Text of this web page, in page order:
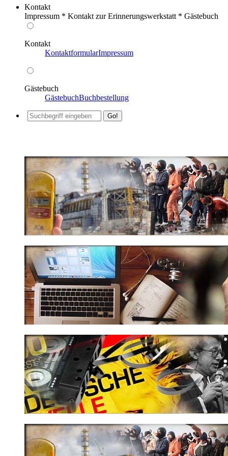
Kontakt
Impressum * Kontakt zur Erinnerungswerkstatt * Gästebuch
Kontakt
KontaktformularImpressum
Gästebuch
GästebuchBuchbestellung